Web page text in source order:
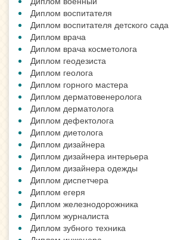
Диплом воспитателя
Диплом воспитателя детского сада
Диплом врача
Диплом врача косметолога
Диплом геодезиста
Диплом геолога
Диплом горного мастера
Диплом дерматовенеролога
Диплом дерматолога
Диплом дефектолога
Диплом диетолога
Диплом дизайнера
Диплом дизайнера интерьера
Диплом дизайнера одежды
Диплом диспетчера
Диплом егеря
Диплом железнодорожника
Диплом журналиста
Диплом зубного техника